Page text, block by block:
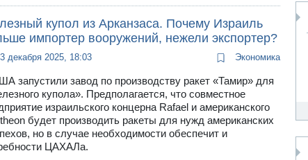
купол из Арканзаса. Почему Израиль
импортер вооружений, нежели экспортер?
декабря 2025, 18:03 Экономика
запустили завод по производству ракет «Тамир» для
купола». Предполагается, что совместное
израильского концерна Rafael и американского
будет производить ракеты для нужд американских
но в случае необходимости обеспечит и
ЦАХАЛа.